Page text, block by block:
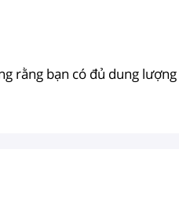
rằng bạn có đủ dung